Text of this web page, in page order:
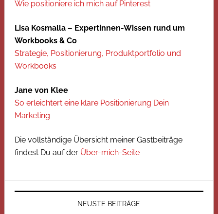
Wie positioniere ich mich auf Pinterest
Lisa Kosmalla – Expertinnen-Wissen rund um
Workbooks & Co
Strategie, Positionierung, Produktportfolio und
Workbooks
Jane von Klee
So erleichtert eine klare Positionierung Dein
Marketing
Die vollständige Übersicht meiner Gastbeiträge
findest Du auf der Über-mich-Seite
NEUSTE BEITRÄGE